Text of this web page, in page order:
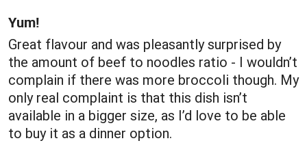
Yum!
Great flavour and was pleasantly surprised by
the amount of beef to noodles ratio - I wouldn’t
complain if there was more broccoli though. My
only real complaint is that this dish isn’t
available in a bigger size, as I’d love to be able
to buy it as a dinner option.